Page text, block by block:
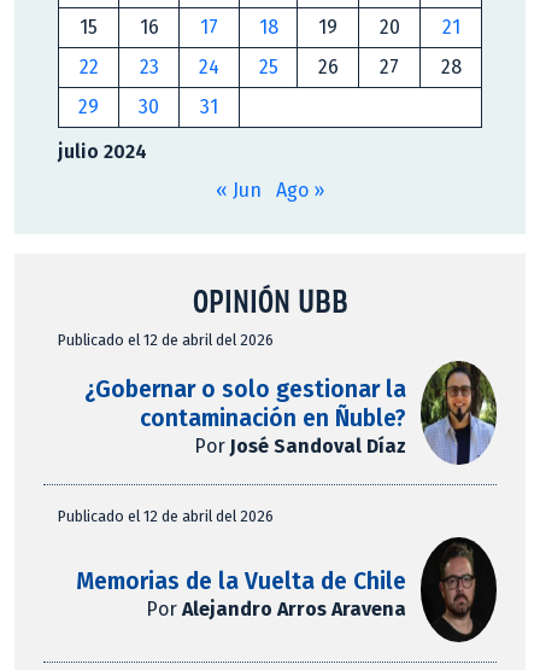
julio 2024
15
16 17 18 19 20
21
22
23 24 25 26 27
28
29
30 31
« Jun Ago »
OPINIÓN UBB
Publicado el 12 de abril del 2026
¿Gobernar o solo gestionar la
contaminación en Ñuble?
Por José Sandoval Díaz
Publicado el 12 de abril del 2026
Memorias de la Vuelta de Chile
PorAlejandro Arros Aravena